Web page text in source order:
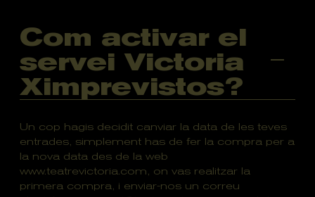
Com activar el
servei Victoria
Ximprevistos?
Un cop hagis decidit canviar la data de les teves
entrades, simplement has de fer la compra per a
la nova data des de la web
www.teatrevictoria.com, on vas realitzar la
primera compra, i enviar-nos un correu